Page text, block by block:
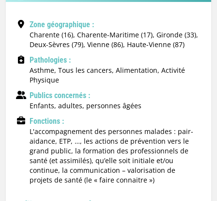
Zone géographique :
Charente (16), Charente-Maritime (17), Gironde (33),
Deux-Sèvres (79), Vienne (86), Haute-Vienne (87)
Pathologies :
Asthme, Tous les cancers, Alimentation, Activité
Physique
Publics concernés :
enfants, adultes, personnes âgées
Fonctions :
l'accompagnement des personnes malades : pair-
aidance, ETP, …, les actions de prévention vers le
grand public, la formation des professionnels de
santé (et assimilés), qu’elle soit initiale et/ou
continue, la communication – valorisation de
projets de santé (le « faire connaitre »)